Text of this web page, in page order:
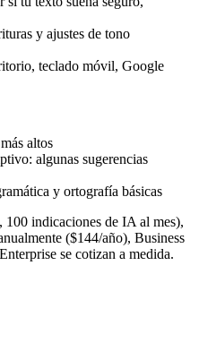
y ajustes de tono
teclado móvil, Google
altos
algunas sugerencias
y ortografía básicas
100 indicaciones de IA al mes),
($144/año), Business
se cotizan a medida.